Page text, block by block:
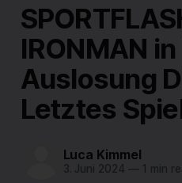
IRONMAN
Auslosung
Letztes
Luca Kimmel
3. Juni 2024 —1 min